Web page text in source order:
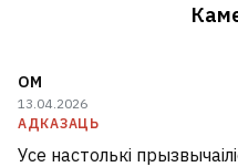
OM
13.04.2026
АДКАЗАЦЬ
Усе настолькі
У Польшчы
грошы ў
акружылі трое